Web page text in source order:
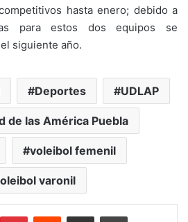
hasta enero; debido a
para estos dos equipos se
siguiente año.
Deportes UDLAP
de las América Puebla
voleibol femenil
varonil
PinterestReddit Share via Email Print